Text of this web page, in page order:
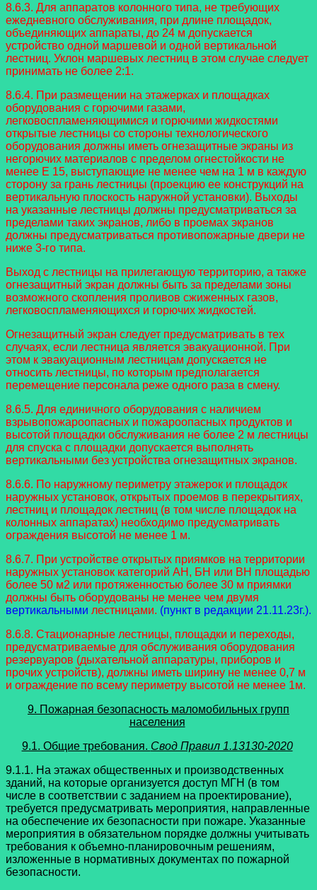
8.6.3. Для аппаратов колонного типа, не требующих
ежедневного обслуживания, при длине площадок,
объединяющих аппараты, до 24 м допускается
устройство одной маршевой и одной вертикальной
лестниц. Уклон маршевых лестниц в этом случае следует
принимать не более 2:1.
8.6.4. При размещении на этажерках и площадках
оборудования с горючими газами,
легковоспламеняющимися и горючими жидкостями
открытые лестницы со стороны технологического
оборудования должны иметь огнезащитные экраны из
негорючих материалов с пределом огнестойкости не
менее Е 15, выступающие не менее чем на 1 м в каждую
сторону за грань лестницы (проекцию ее конструкций на
вертикальную плоскость наружной установки). Выходы
на указанные лестницы должны предусматриваться за
пределами таких экранов, либо в проемах экранов
должны предусматриваться противопожарные двери не
ниже 3-го типа.
Выход с лестницы на прилегающую территорию, а также
огнезащитный экран должны быть за пределами зоны
возможного скопления проливов сжиженных газов,
легковоспламеняющихся и горючих жидкостей.
Огнезащитный экран следует предусматривать в тех
случаях, если лестница является эвакуационной. При
этом к эвакуационным лестницам допускается не
относить лестницы, по которым предполагается
перемещение персонала реже одного раза в смену.
8.6.5. Для единичного оборудования с наличием
взрывопожароопасных и пожароопасных продуктов и
высотой площадки обслуживания не более 2 м лестницы
для спуска с площадки допускается выполнять
вертикальными без устройства огнезащитных экранов.
8.6.6. По наружному периметру этажерок и площадок
наружных установок, открытых проемов в перекрытиях,
лестниц и площадок лестниц (в том числе площадок на
колонных аппаратах) необходимо предусматривать
ограждения высотой не менее 1 м.
8.6.7. При устройстве открытых приямков на территории
наружных установок категорий АН, БН или ВН площадью
более 50 м2 или протяженностью более 30 м приямки
должны быть оборудованы не менее чем двумя
вертикальными лестницами. (пункт в редакции 21.11.23г.).
8.6.8. Стационарные лестницы, площадки и переходы,
предусматриваемые для обслуживания оборудования
резервуаров (дыхательной аппаратуры, приборов и
прочих устройств), должны иметь ширину не менее 0,7 м
и ограждение по всему периметру высотой не менее 1м.
9. Пожарная безопасность маломобильных групп
населения
9.1. Общие требования. Свод Правил 1.13130-2020
9.1.1. На этажах общественных и производственных
зданий, на которые организуется доступ МГН (в том
числе в соответствии с заданием на проектирование),
требуется предусматривать мероприятия, направленные
на обеспечение их безопасности при пожаре. Указанные
мероприятия в обязательном порядке должны учитывать
требования к объемно-планировочным решениям,
изложенные в нормативных документах по пожарной
безопасности.